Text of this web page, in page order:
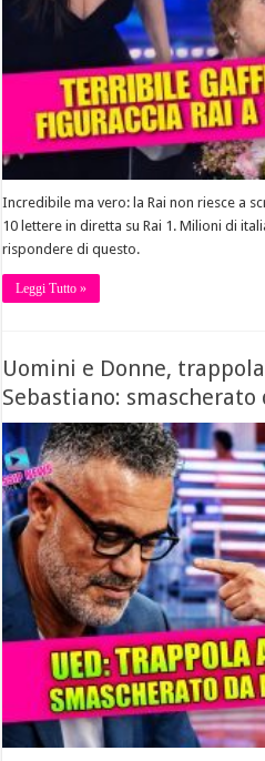
Incredibile ma vero: la Rai non riesce a
10 lettere in diretta su Rai 1. Milioni di
rispondere di questo.
Leggi Tutto »
Uomini e Donne,
Sebastiano: